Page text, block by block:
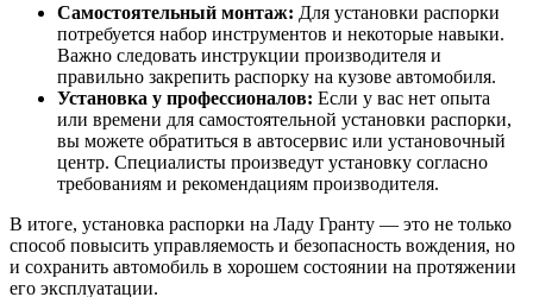
Самостоятельный монтаж: Для установки распорки
потребуется набор инструментов и некоторые навыки.
Важно следовать инструкции производителя и
правильно закрепить распорку на кузове автомобиля.
Установка у профессионалов: Если у вас нет опыта
или времени для самостоятельной установки распорки,
вы можете обратиться в автосервис или установочный
центр. Специалисты произведут установку согласно
требованиям и рекомендациям производителя.
В итоге, установка распорки на Ладу Гранту — это не только
способ повысить управляемость и безопасность вождения, но
и сохранить автомобиль в хорошем состоянии на протяжении
его эксплуатации.